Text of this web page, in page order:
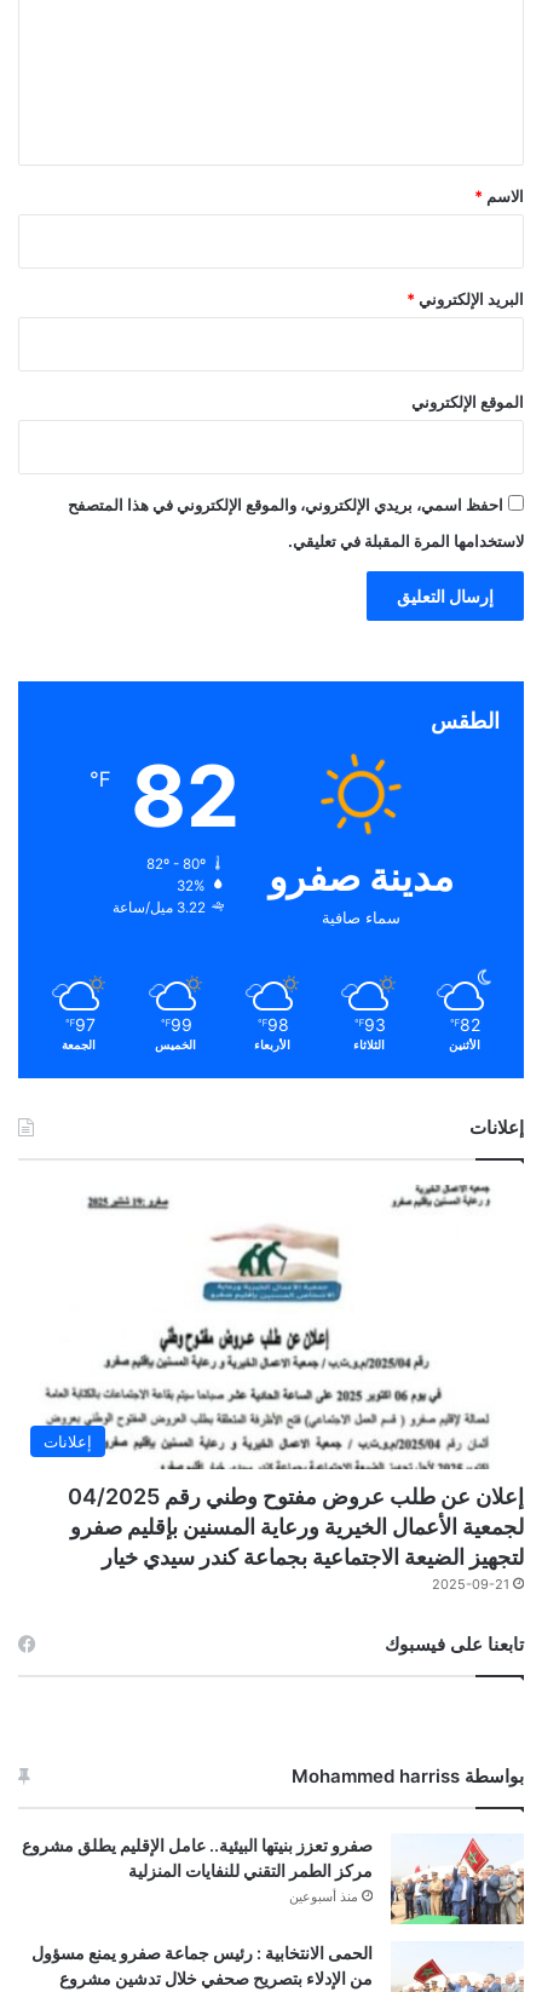
*
الاسم *
البريد الإلكتروني *
الموقع الإلكتروني
احفظ اسمي، بريدي الإلكتروني، والموقع الإلكتروني في هذا المتصفح
لاستخدامها المرة المقبلة في تعليقي.
الطقس
مدينة صفرو
سماء صافية
82
℉
82º - 80º
32%
3.22 ميل/ساعة
82
℉
الأثنين
93
℉
الثلاثاء
98
℉
الأربعاء
99
℉
الخميس
97
℉
الجمعة
إعلانات
إعلانات
إعلان عن طلب عروض مفتوح وطني رقم 04/2025
لجمعية الأعمال الخيرية ورعاية المسنين بإقليم صفرو
لتجهيز الضيعة الاجتماعية بجماعة كندر سيدي خيار
2025-09-21
تابعنا على فيسبوك
بواسطة Mohammed harriss
صفرو تعزز بنيتها البيئية.. عامل الإقليم يطلق مشروع
مركز الطمر التقني للنفايات المنزلية
منذ أسبوعين
الحمى الانتخابية : رئيس جماعة صفرو يمنع مسؤول
من الإدلاء بتصريح صحفي خلال تدشين مشروع